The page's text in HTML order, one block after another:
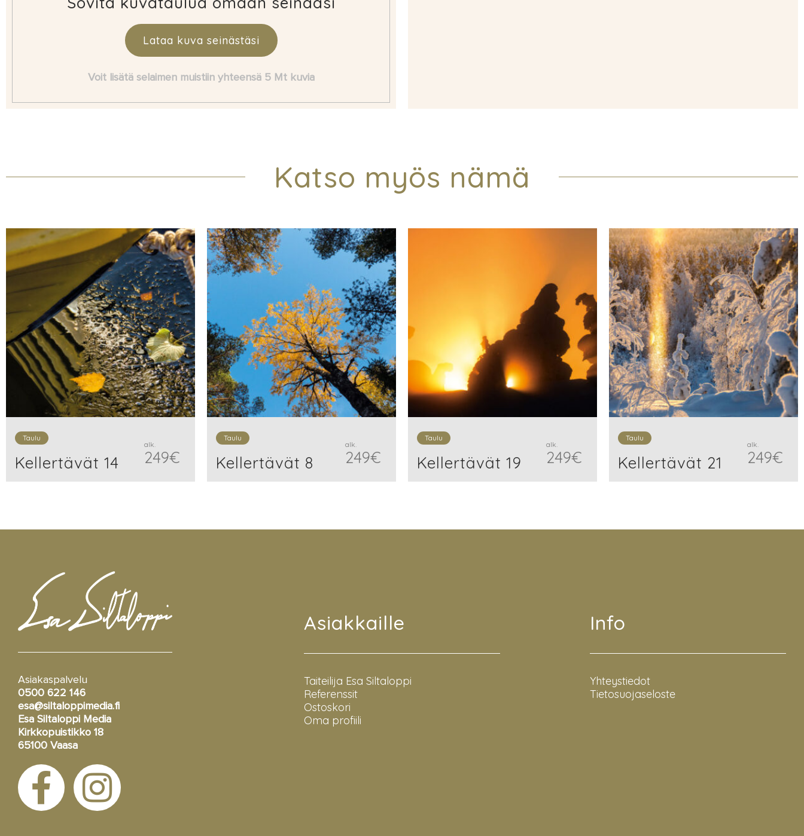
Lataa kuva seinästäsi
Voit lisätä selaimen muistiin yhteensä 5 Mt kuvia
Katso myös nämä
Taulu
Kellertävät 14
alk.
249€
Taulu
Kellertävät 8
alk.
249€
Taulu
Kellertävät 19
alk.
249€
Taulu
Kellertävät 21
alk.
249€
Asiakaspalvelu
0500 622 146
esa@siltaloppimedia.fi
Esa Siltaloppi Media
Kirkkopuistikko 18
65100 Vaasa
Asiakkaille
Taiteilija Esa Siltaloppi
Referenssit
Ostoskori
Oma profiili
Info
Yhteystiedot
Tietosuojaseloste